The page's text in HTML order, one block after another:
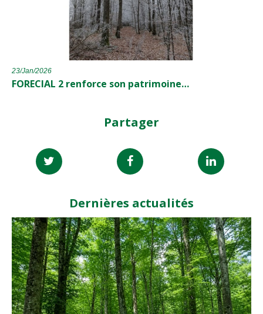
23/Jan/2026
FORECIAL 2 renforce son patrimoine…
Partager
Dernières actualités